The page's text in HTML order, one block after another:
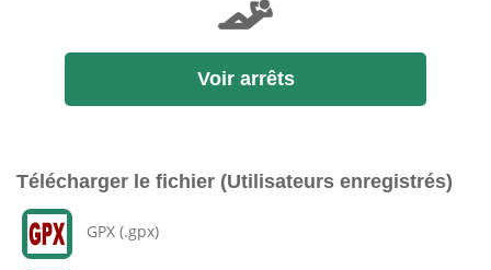
Voir arrêts
Télécharger le fichier (Utilisateurs enregistrés)
GPX (.gpx)